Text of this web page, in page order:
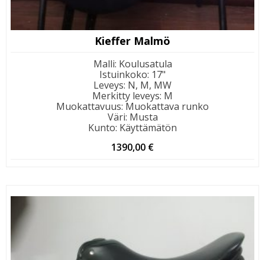
Kieffer Malmö
Malli: Koulusatula
Istuinkoko: 17"
Leveys: N, M, MW
Merkitty leveys: M
Muokattavuus: Muokattava runko
Väri: Musta
Kunto: Käyttämätön
1390,00 €